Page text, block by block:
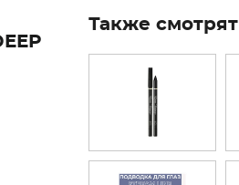
Также смотрят